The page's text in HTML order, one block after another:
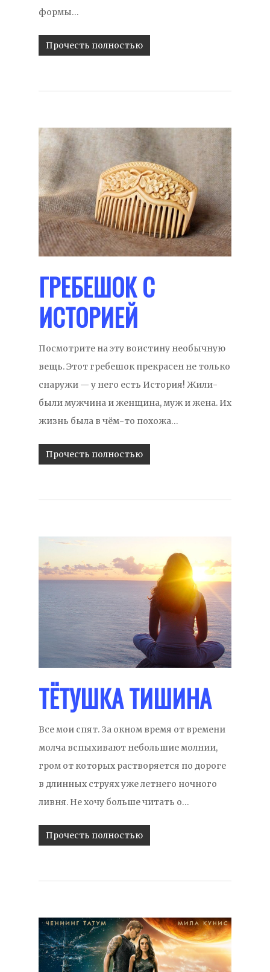
формы…
Прочесть полностью
ГРЕБЕШОК С
ИСТОРИЕЙ
Посмотрите на эту воистину необычную
вещь. Этот гребешок прекрасен не только
снаружи — у него есть История! Жили-
были мужчина и женщина, муж и жена. Их
жизнь была в чём-то похожа…
Прочесть полностью
ТЁТУШКА ТИШИНА
Все мои спят. За окном время от времени
молча вспыхивают небольшие молнии,
гром от которых растворяется по дороге
в длинных струях уже летнего ночного
ливня. Не хочу больше читать о…
Прочесть полностью